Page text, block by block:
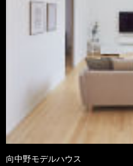
向中野モデルハウス